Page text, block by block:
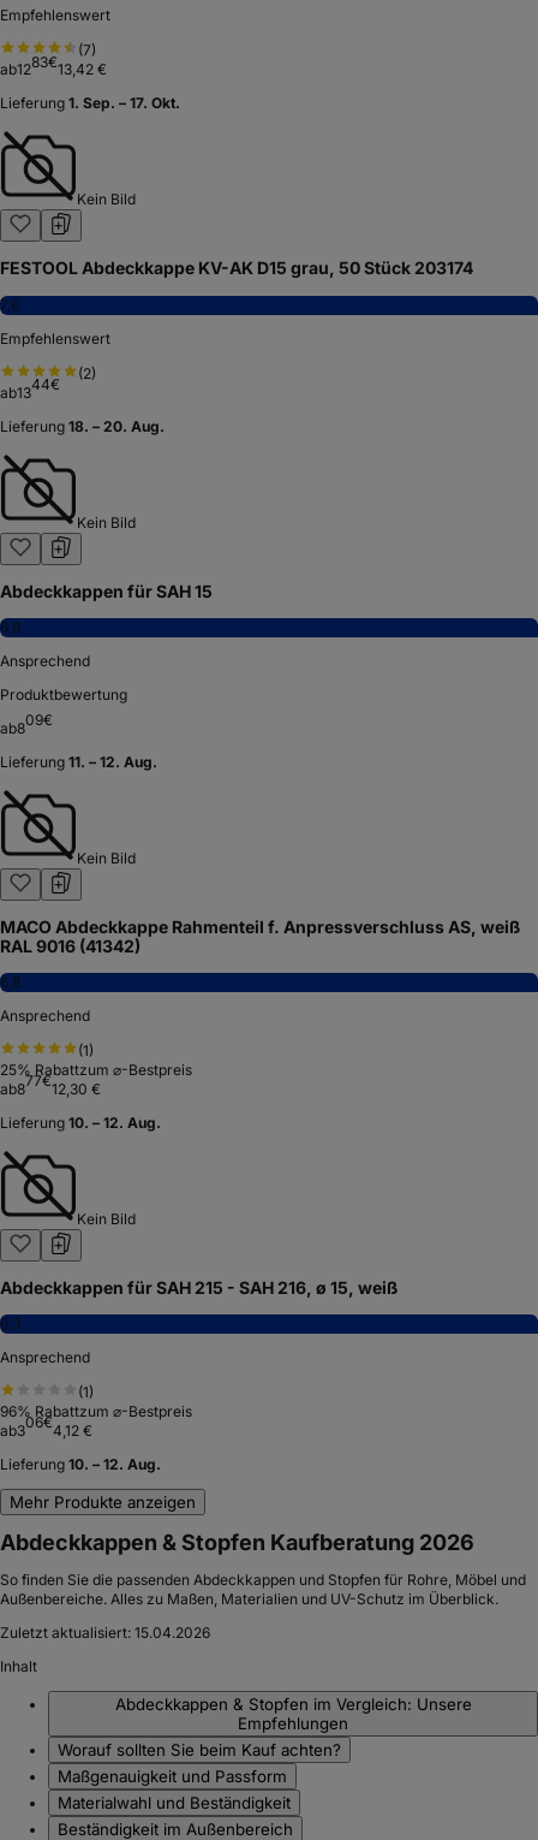
Empfehlenswert
(7)
ab1283€13,42 €
Lieferung 1. Sep. – 17. Okt.
Kein Bild
FESTOOL Abdeckkappe KV-AK D15 grau, 50 Stück 203174
7,6
Empfehlenswert
(2)
ab1344€
Lieferung 18. – 20. Aug.
Kein Bild
Abdeckkappen für SAH 15
6,8
Ansprechend
Produktbewertung
ab809€
Lieferung 11. – 12. Aug.
Kein Bild
MACO Abdeckkappe Rahmenteil f. Anpressverschluss AS, weiß
RAL 9016 (41342)
6,8
Ansprechend
(1)
25% Rabattzum ⌀-Bestpreis
ab877€12,30 €
Lieferung 10. – 12. Aug.
Kein Bild
Abdeckkappen für SAH 215 - SAH 216, ø 15, weiß
6,3
Ansprechend
(1)
96% Rabattzum ⌀-Bestpreis
ab306€4,12 €
Lieferung 10. – 12. Aug.
Mehr Produkte anzeigen
Abdeckkappen & Stopfen Kaufberatung 2026
So finden Sie die passenden Abdeckkappen und Stopfen für Rohre, Möbel und
Außenbereiche. Alles zu Maßen, Materialien und UV-Schutz im Überblick.
Zuletzt aktualisiert: 15.04.2026
Inhalt
Abdeckkappen & Stopfen im Vergleich: Unsere
Empfehlungen
Worauf sollten Sie beim Kauf achten?
Maßgenauigkeit und Passform
Materialwahl und Beständigkeit
Beständigkeit im Außenbereich